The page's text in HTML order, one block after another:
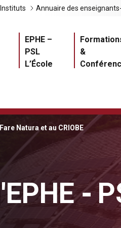
EPHE –
PSL
L’École
&
Liens gris
Instituts Annuaire des
Natura et au CRIOBE
‑